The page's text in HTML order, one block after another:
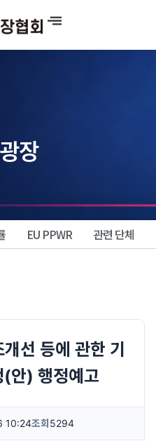
장
EU PPWR 관련 단체
개선 등에 관한 기
(안) 행정예고
10:24조회 5294